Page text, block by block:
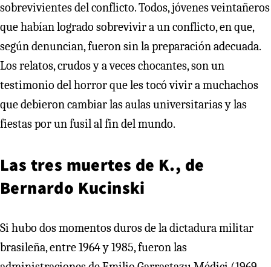
sobrevivientes del conflicto. Todos, jóvenes veintañeros
que habían logrado sobrevivir a un conflicto, en que,
según denuncian, fueron sin la preparación adecuada.
Los relatos, crudos y a veces chocantes, son un
testimonio del horror que les tocó vivir a muchachos
que debieron cambiar las aulas universitarias y las
fiestas por un fusil al fin del mundo.
Las tres muertes de K., de
Bernardo Kucinski
Si hubo dos momentos duros de la dictadura militar
brasileña, entre 1964 y 1985, fueron las